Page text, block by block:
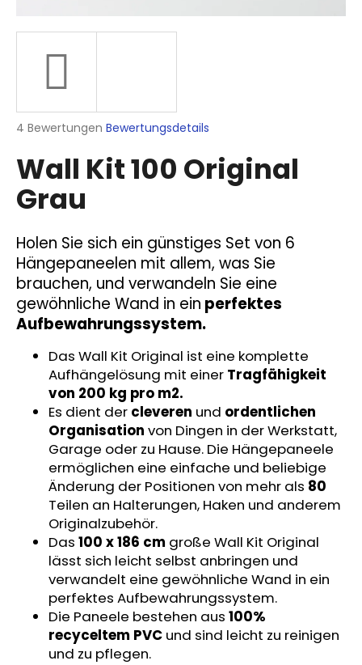
Die
Produktbewertung
ist
5,0
von
Sternen.
4 Bewertungen Bewertungsdetails
Wall Kit 100 Original
Grau
Holen Sie sich ein günstiges Set von 6
Hängepaneelen mit allem, was Sie
brauchen, und verwandeln Sie eine
gewöhnliche Wand in ein perfektes
Aufbewahrungssystem.
Das Wall Kit Original ist eine komplette
Aufhängelösung mit einer Tragfähigkeit
von 200 kg pro m2.
Es dient der cleveren und ordentlichen
Organisation von Dingen in der Werkstatt,
Garage oder zu Hause. Die Hängepaneele
ermöglichen eine einfache und beliebige
Änderung der Positionen von mehr als 80
Teilen an Halterungen, Haken und anderem
Originalzubehör.
Das 100 x 186 cm große Wall Kit Original
lässt sich leicht selbst anbringen und
verwandelt eine gewöhnliche Wand in ein
perfektes Aufbewahrungssystem.
Die Paneele bestehen aus 100%
recyceltem PVC und sind leicht zu reinigen
und zu pflegen.
W
r
e
m
f
e
h
l
e
n
VIDULA
€37,10